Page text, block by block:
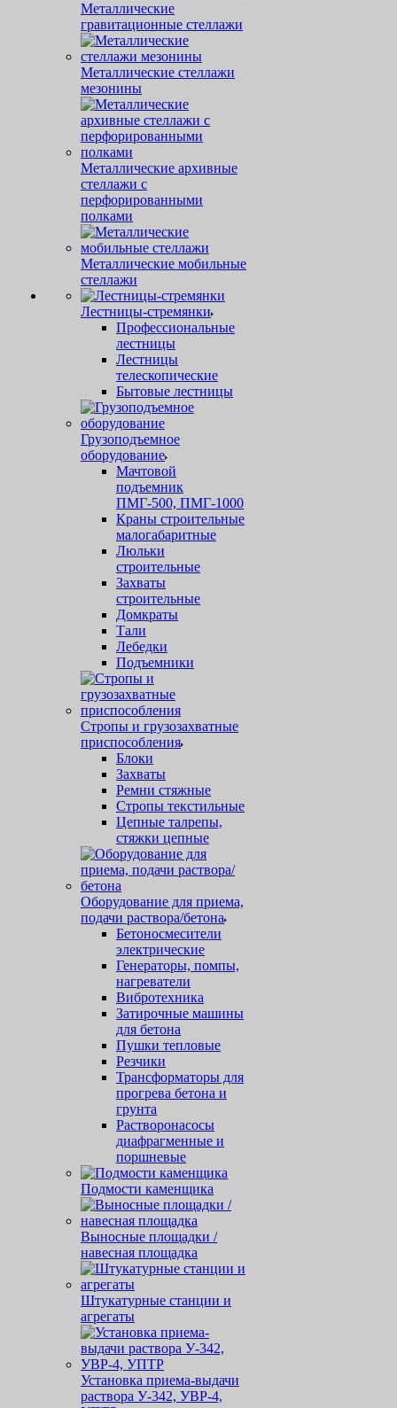
Металлические
гравитационные стеллажи
Металлические стеллажи
мезонины
Металлические архивные
стеллажи с
перфорированными
полками
Металлические мобильные
стеллажи
Лестницы-стремянки
Профессиональные
лестницы
Лестницы
телескопические
Бытовые лестницы
Грузоподъемное
оборудование
Мачтовой
подъемник
ПМГ-500, ПМГ-1000
Краны строительные
малогабаритные
Люльки
строительные
Захваты
строительные
Домкраты
Тали
Лебедки
Подъемники
Стропы и грузозахватные
приспособления
Блоки
Захваты
Ремни стяжные
Стропы текстильные
Цепные талрепы,
стяжки цепные
Оборудование для приема,
подачи раствора/бетона
Бетоносмесители
электрические
Генераторы, помпы,
нагреватели
Вибротехника
Затирочные машины
для бетона
Пушки тепловые
Резчики
Трансформаторы для
прогрева бетона и
грунта
Растворонасосы
диафрагменные и
поршневые
Подмости каменщика
Выносные площадки /
навесная площадка
Штукатурные станции и
агрегаты
Установка приема-выдачи
раствора У-342, УВР-4,